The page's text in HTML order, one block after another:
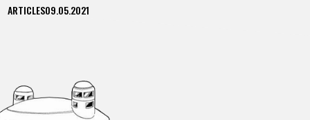
ARTICLES09.05.2021